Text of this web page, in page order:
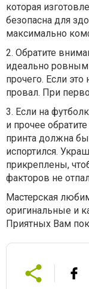
которая
безопасна для
максимально
2. Обратите
идеально
прочего. Если это
провал. При
3. Если на
и прочее
принта должна
испортился.
прикреплены,
факторов не
Мастерская
оригинальные и
Приятных Вам